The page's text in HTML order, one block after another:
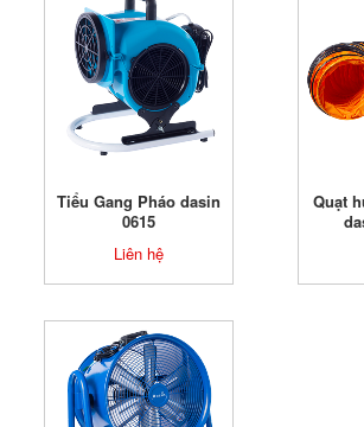
Tiểu Gang Pháo dasin
0615
Liên hệ
Quạt